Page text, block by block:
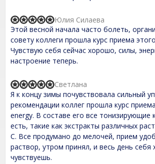
u
t
f
5
R
a
t
e
d
5
0
o
u
t
f
5
Этой весной начала часто болеть,
совету коллеги прошла курс приема
Чувствую себя сейчас хорошо, силы,
настроение теперь.
Юлия Силаева
R
a
t
d
5
,
0
o
u
Я к концу зимы почувствовала сильный
рекомендации коллег прошла курс
energy. В составе его все тонизирующие
есть, такие как экстракты различных
С. Все продумано до мелочей, прием
раствор, утром принял, и весь день себя
чувствуешь.
Светлана